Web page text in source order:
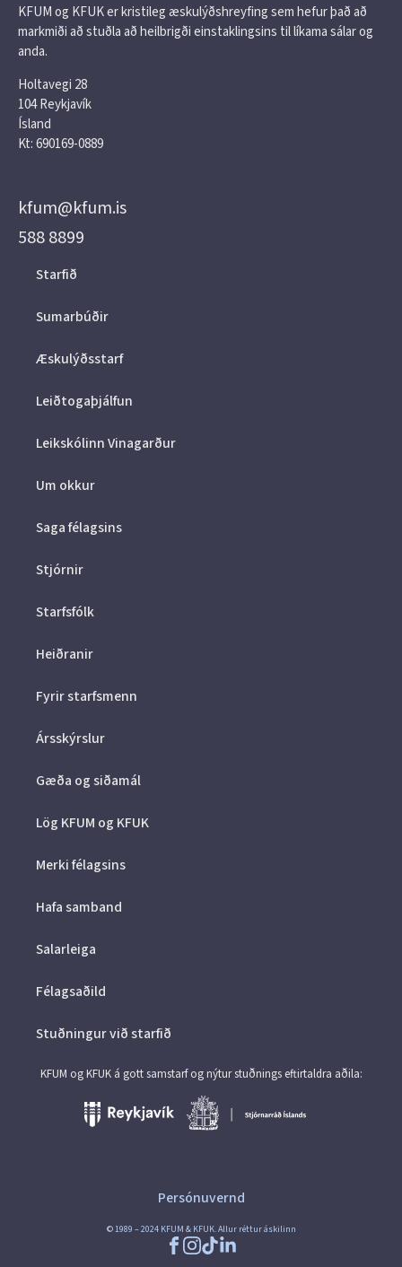
KFUM og KFUK er kristileg æskulýðshreyfing sem hefur það að
markmiði að stuðla að heilbrigði einstaklingsins til líkama sálar og
anda.
Holtavegi 28
104 Reykjavík
Ísland
Kt: 690169-0889
kfum@kfum.is
588 8899
Starfið
Sumarbúðir
Æskulýðsstarf
Leiðtogaþjálfun
Leikskólinn Vinagarður
Um okkur
Saga félagsins
Stjórnir
Starfsfólk
Heiðranir
Fyrir starfsmenn
Ársskýrslur
Gæða og siðamál
Lög KFUM og KFUK
Merki félagsins
Hafa samband
Salarleiga
Félagsaðild
Stuðningur við starfið
KFUM og KFUK á gott samstarf og nýtur stuðnings eftirtaldra aðila:
Persónuvernd
© 1989 – 2024 KFUM & KFUK. Allur réttur áskilinn